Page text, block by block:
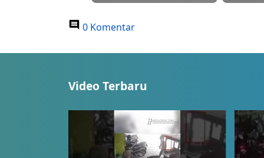
0 Komentar
Video Terbaru